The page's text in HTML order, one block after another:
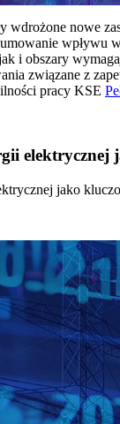
wdrożone nowe
wpływu
i obszary
związane z
pracy KSE
jako